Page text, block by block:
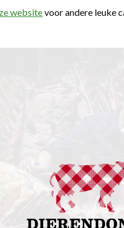
websitevoor andere leuke